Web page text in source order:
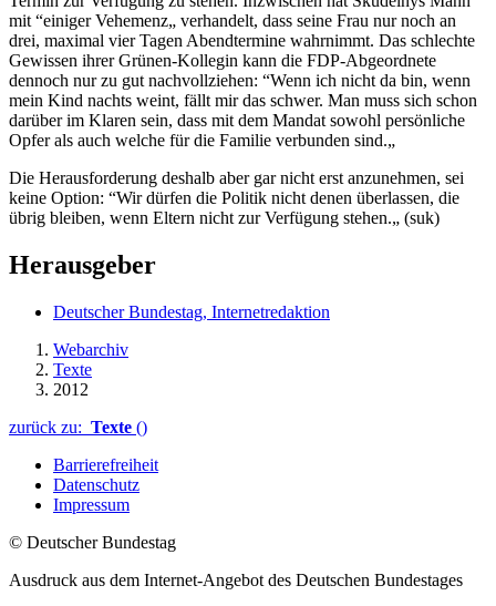
mit “einiger Vehemenz„ verhandelt, dass seine Frau nur noch an
drei, maximal vier Tagen Abendtermine wahrnimmt. Das schlechte
Gewissen ihrer Grünen-Kollegin kann die FDP-Abgeordnete
dennoch nur zu gut nachvollziehen: “Wenn ich nicht da bin, wenn
mein Kind nachts weint, fällt mir das schwer. Man muss sich schon
darüber im Klaren sein, dass mit dem Mandat sowohl persönliche
Opfer als auch welche für die Familie verbunden sind.„
Die Herausforderung deshalb aber gar nicht erst anzunehmen, sei
keine Option: “Wir dürfen die Politik nicht denen überlassen, die
übrig bleiben, wenn Eltern nicht zur Verfügung stehen.„ (suk)
Herausgeber
Deutscher Bundestag, Internetredaktion
Webarchiv
Texte
2012
zurück zu: Texte ()
Barrierefreiheit
Datenschutz
Impressum
© Deutscher Bundestag
Ausdruck aus dem Internet-Angebot des Deutschen Bundestages